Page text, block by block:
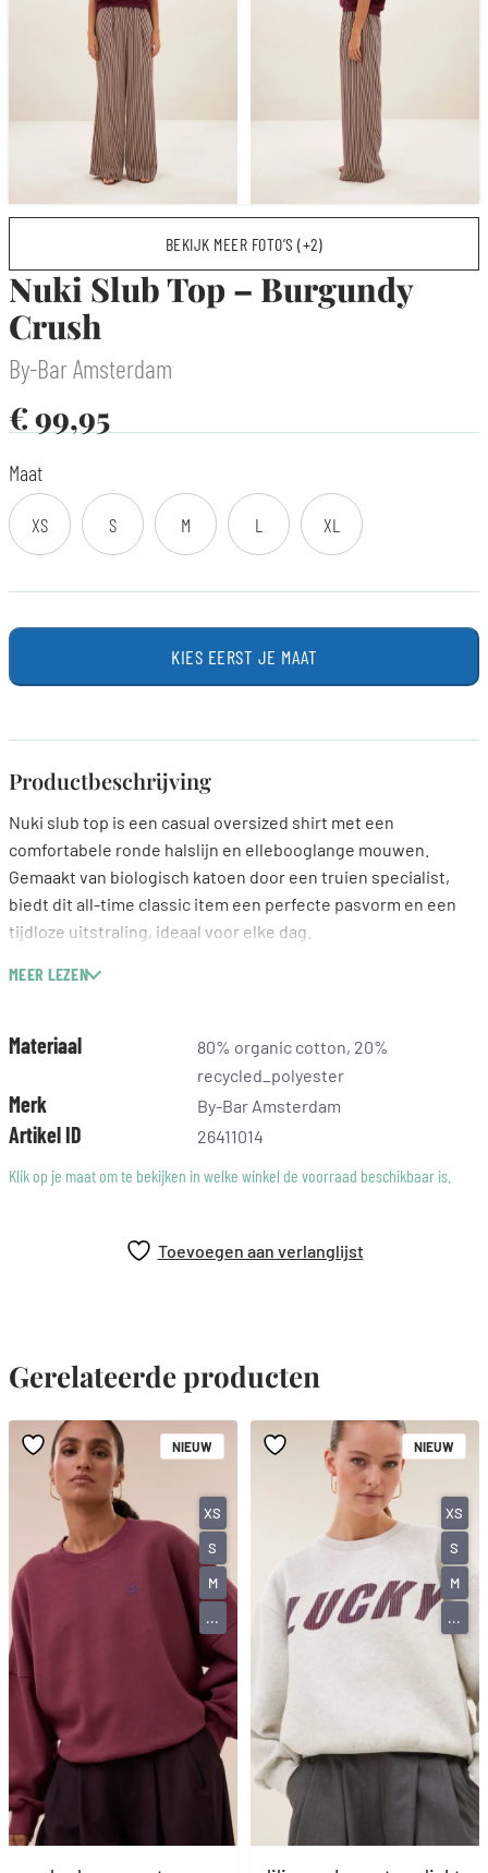
BEKIJK MEER FOTO’S (+2)
Nuki Slub Top – Burgundy
Crush
By-Bar Amsterdam
€99,95
Maat
XS S M L XL
KIES EERST JE MAAT
Productbeschrijving
Nuki slub top is een casual oversized shirt met een
comfortabele ronde halslijn en ellebooglange mouwen.
Gemaakt van biologisch katoen door een truien specialist,
biedt dit all-time classic item een perfecte pasvorm en een
tijdloze uitstraling, ideaal voor elke dag.
fit: oversized
MEER LEZEN
Materiaal
80% organic cotton, 20%
recycled_polyester
Merk By-Bar Amsterdam
Artikel ID
26411014
Klik op je maat om te bekijken in welke winkel de voorraad beschikbaar is.
Toevoegen aan verlanglijst
Gerelateerde producten
NIEUW
XS
S
M
...
NIEUW
XS
S
M
...